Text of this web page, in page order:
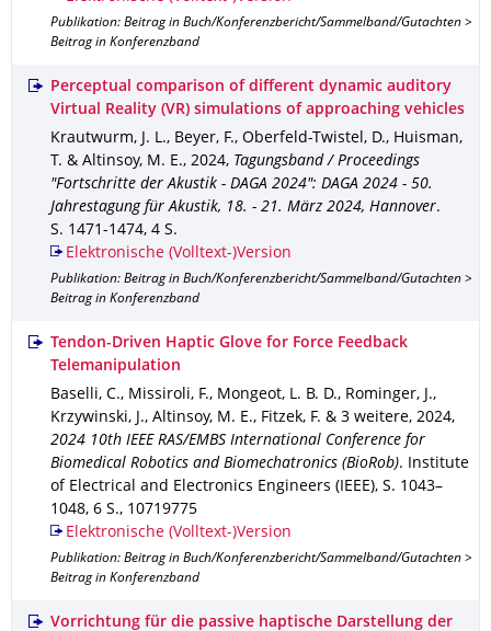
Publikation: Beitrag in Buch/Konferenzbericht/Sammelband/Gutachten >
Beitrag in Konferenzband
Perceptual comparison of different dynamic auditory
Virtual Reality (VR) simulations of approaching vehicles
Krautwurm, J. L., Beyer, F., Oberfeld-Twistel, D., Huisman,
T. & Altinsoy, M. E., 2024, Tagungsband / Proceedings
"Fortschritte der Akustik - DAGA 2024": DAGA 2024 - 50.
Jahrestagung für Akustik, 18. - 21. März 2024, Hannover.
S. 1471-1474, 4 S.
Elektronische (Volltext-)Version
Publikation: Beitrag in Buch/Konferenzbericht/Sammelband/Gutachten >
Beitrag in Konferenzband
Tendon-Driven Haptic Glove for Force Feedback
Telemanipulation
Baselli, C., Missiroli, F., Mongeot, L. B. D., Rominger, J.,
Krzywinski, J., Altinsoy, M. E., Fitzek, F. & 3 weitere, 2024,
2024 10th IEEE RAS/EMBS International Conference for
Biomedical Robotics and Biomechatronics (BioRob).
Institute
of Electrical and Electronics Engineers (IEEE), S. 1043–
1048, 6 S., 10719775
Elektronische (Volltext-)Version
Publikation: Beitrag in Buch/Konferenzbericht/Sammelband/Gutachten >
Beitrag in Konferenzband
Vorrichtung für die passive haptische Darstellung der